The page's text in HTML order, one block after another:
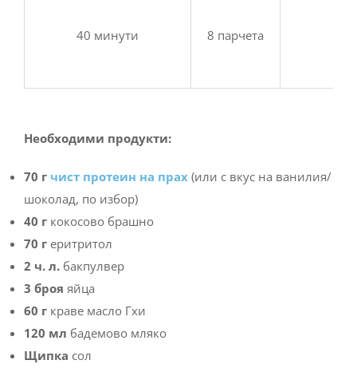
40 минути 8 парчета
Необходими продукти:
70 г чист протеин на прах(или с вкус на ванилия/
шоколад, по избор)
40 гкокосово брашно
70 геритритол
2 ч. л.бакпулвер
3 броя яйца
60 гкраве масло Гхи
120 мл бадемово мляко
Щипка сол